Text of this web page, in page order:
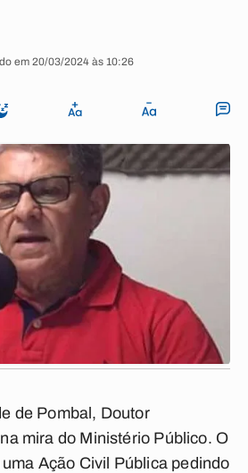
em 20/03/2024 às 10:26
de Pombal, Doutor
mira do Ministério Público. O
Ação Civil Pública pedindo